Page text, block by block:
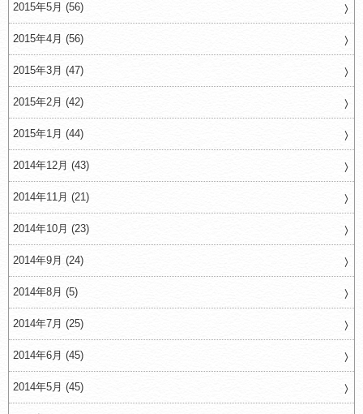
2015年5月 (56)
2015年4月 (56)
2015年3月 (47)
2015年2月 (42)
2015年1月 (44)
2014年12月 (43)
2014年11月 (21)
2014年10月 (23)
2014年9月 (24)
2014年8月 (5)
2014年7月 (25)
2014年6月 (45)
2014年5月 (45)